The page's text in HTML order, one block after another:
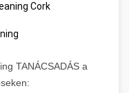
Cork
TANÁCSADÁS a